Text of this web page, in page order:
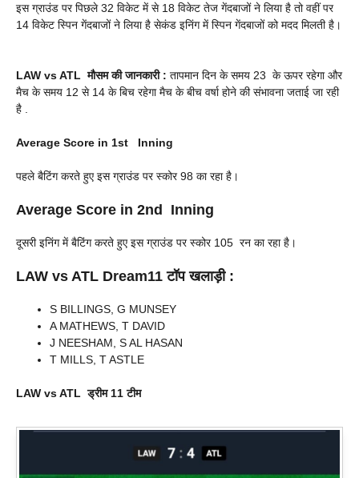
इस ग्राउंड पर पिछले 32 विकेट में से 18 विकेट तेज गेंदबाजों ने लिया है तो वहीं पर
14 विकेट स्पिन गेंदबाजों ने लिया है सेकंड इनिंग में स्पिन गेंदबाजों को मदद मिलती है।
LAW vs ATLमौसम की जानकारी : तापमान दिन के समय 23 के ऊपर रहेगा और
मैच के समय 12 से 14 के बिच रहेगा मैच के बीच वर्षा होने की संभावना जताई जा रही
है .
Average Score in 1st Inning
पहले बैटिंग करते हुए इस ग्राउंड पर स्कोर 98 का रहा है।
Average Score in 2nd Inning
दूसरी इनिंग में बैटिंग करते हुए इस ग्राउंड पर स्कोर 105 रन का रहा है।
LAW vs ATL Dream11 टॉप खलाड़ी :
S BILLINGS, G MUNSEY
A MATHEWS, T DAVID
J NEESHAM, S AL HASAN
T MILLS, T ASTLE
LAW vs ATLड्रीम 11 टीम